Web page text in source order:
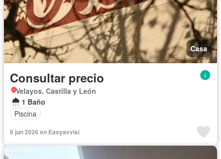
Casa
Consultar precio
Velayos, Castilla y León
1 Baño
Piscina
8 jun 2026 en Easyavvisi